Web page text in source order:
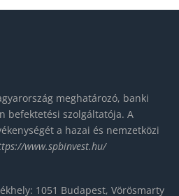
meghatározó, banki
befektetési szolgáltatója. A
a hazai és nemzetközi
www.spbinvest.hu/
1051 Budapest, Vörösmarty